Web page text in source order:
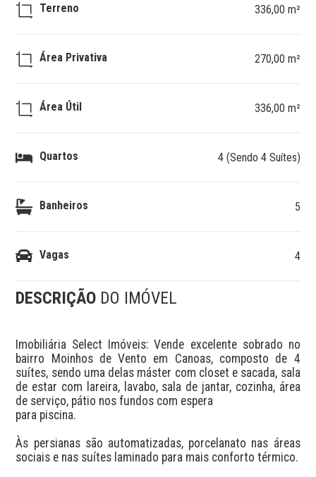
Terreno 336,00 m²
Área Privativa 270,00 m²
Área Útil 336,00 m²
Quartos 4 (Sendo 4 Suítes)
Banheiros 5
Vagas 4
DESCRIÇÃO DO IMÓVEL
Imobiliária Select Imóveis: Vende excelente sobrado no
bairro Moinhos de Vento em Canoas, composto de 4
suítes, sendo uma delas máster com closet e sacada, sala
de estar com lareira, lavabo, sala de jantar, cozinha, área
de serviço, pátio nos fundos com espera
para piscina.
Às persianas são automatizadas, porcelanato nas áreas
sociais e nas suítes laminado para mais conforto térmico.